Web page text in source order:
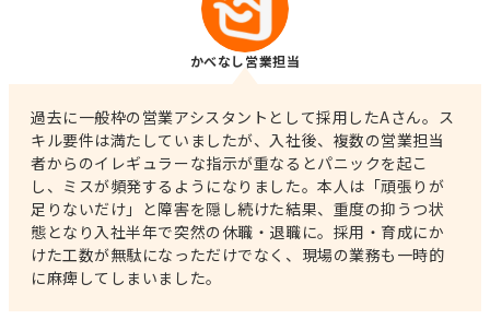
かべなし営業担当
過去に一般枠の営業アシスタントとして採用したAさん。ス
キル要件は満たしていましたが、入社後、複数の営業担当
者からのイレギュラーな指示が重なるとパニックを起こ
し、ミスが頻発するようになりました。本人は「頑張りが
足りないだけ」と障害を隠し続けた結果、重度の抑うつ状
態となり入社半年で突然の休職・退職に。採用・育成にか
けた工数が無駄になっただけでなく、現場の業務も一時的
に麻痺してしまいました。